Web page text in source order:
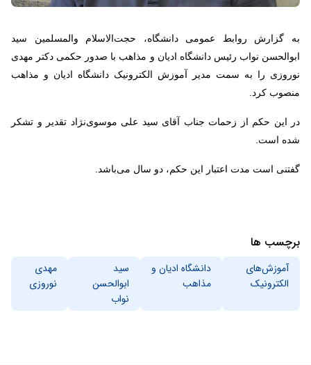
به گزارش روابط عمومی دانشگاه، حجت‌الاسلام والمسلمین سید
ابوالحسن نواب رئیس دانشگاه ادیان و مذاهب با صدور حکمی دکتر مهدی
نوروزی را به سمت مدیر آموزش الکترونیک دانشگاه ادیان و مذاهب
منصوب کرد.
در این حکم از زحمات جناب آقای سید علی موسوی‌نژاد تقدیر و تشکر
شده است.
گفتنی است مدت اعتبار این حکم، دو سال می‌باشد.
برچسب ها
آموزش‌های
الکترونیک
دانشگاه ادیان و
مذاهب
سید
ابوالحسن
نواب
مهدی
نوروزی